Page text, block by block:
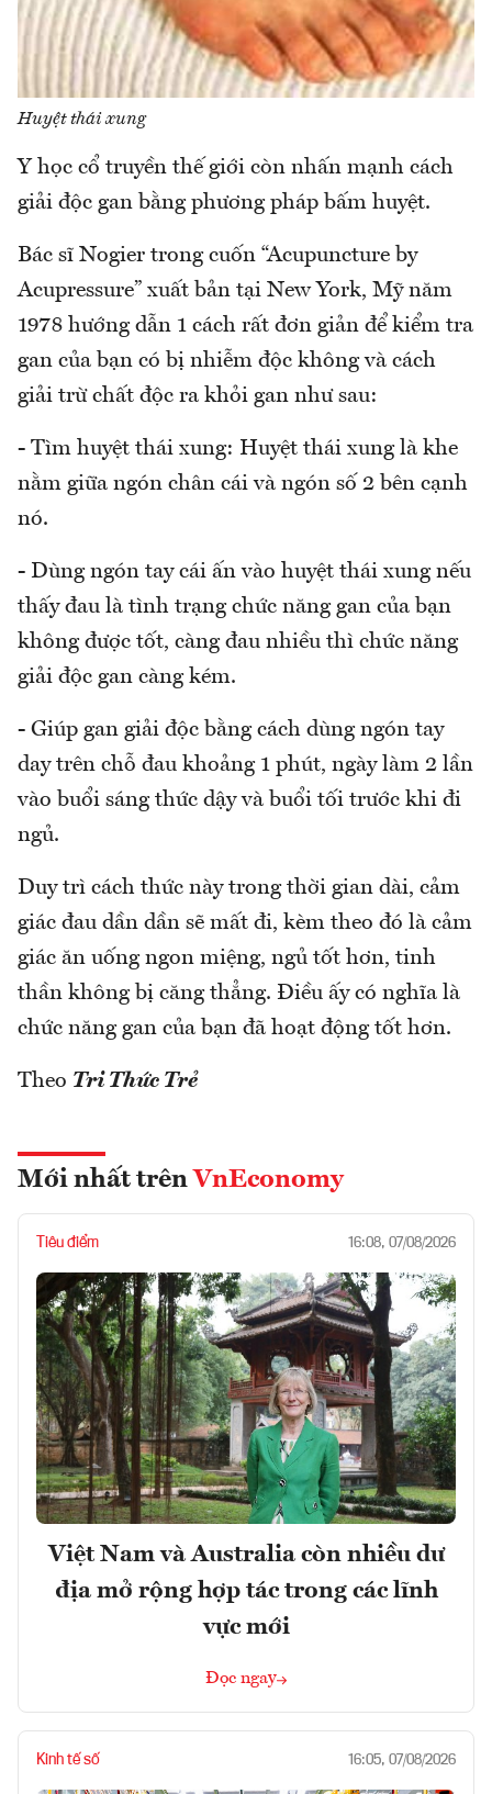
Huyệt thái xung
Y học cổ truyền thế giới còn nhấn mạnh cách
giải độc gan bằng phương pháp bấm huyệt.
Bác sĩ Nogier trong cuốn “Acupuncture by
Acupressure” xuất bản tại New York, Mỹ năm
1978 hướng dẫn 1 cách rất đơn giản để kiểm tra
gan của bạn có bị nhiễm độc không và cách
giải trừ chất độc ra khỏi gan như sau:
- Tìm huyệt thái xung: Huyệt thái xung là khe
nằm giữa ngón chân cái và ngón số 2 bên cạnh
nó.
- Dùng ngón tay cái ấn vào huyệt thái xung nếu
thấy đau là tình trạng chức năng gan của bạn
không được tốt, càng đau nhiều thì chức năng
giải độc gan càng kém.
- Giúp gan giải độc bằng cách dùng ngón tay
day trên chỗ đau khoảng 1 phút, ngày làm 2 lần
vào buổi sáng thức dậy và buổi tối trước khi đi
ngủ.
Duy trì cách thức này trong thời gian dài, cảm
giác đau dần dần sẽ mất đi, kèm theo đó là cảm
giác ăn uống ngon miệng, ngủ tốt hơn, tinh
thần không bị căng thẳng. Điều ấy có nghĩa là
chức năng gan của bạn đã hoạt động tốt hơn.
Theo Tri Thức Trẻ
Mới nhất trên VnEconomy
Tiêu điểm 16:08, 07/08/2026
Việt Nam và Australia còn nhiều dư
địa mở rộng hợp tác trong các lĩnh
vực mới
Đọc ngay
Kinh tế số 16:05, 07/08/2026